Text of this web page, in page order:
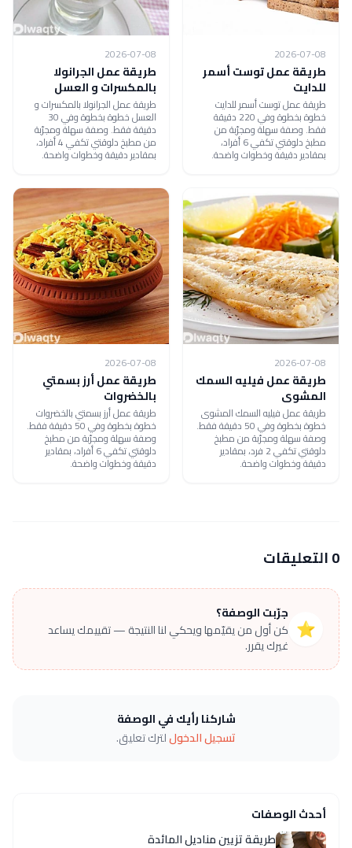
2026-07-08
طريقة عمل توست أسمر
للدايت
طريقة عمل توست أسمر للدايت
خطوة بخطوة وفي 220 دقيقة
فقط. وصفة سهلة ومجرّبة من
مطبخ دلوقتي تكفي 6 أفراد،
بمقادير دقيقة وخطوات واضحة.
2026-07-08
طريقة عمل الجرانولا
بالمكسرات و العسل
طريقة عمل الجرانولا بالمكسرات و
العسل خطوة بخطوة وفي 30
دقيقة فقط. وصفة سهلة ومجرّبة
من مطبخ دلوقتي تكفي 4 أفراد،
بمقادير دقيقة وخطوات واضحة.
2026-07-08
طريقة عمل فيليه السمك
المشوى
طريقة عمل فيليه السمك المشوى
خطوة بخطوة وفي 50 دقيقة فقط.
وصفة سهلة ومجرّبة من مطبخ
دلوقتي تكفي 2 فرد، بمقادير
دقيقة وخطوات واضحة.
2026-07-08
طريقة عمل أرز بسمتي
بالخضروات
طريقة عمل أرز بسمتي بالخضروات
خطوة بخطوة وفي 50 دقيقة فقط.
وصفة سهلة ومجرّبة من مطبخ
دلوقتي تكفي 6 أفراد، بمقادير
دقيقة وخطوات واضحة.
0 التعليقات
⭐
جرّبت الوصفة؟
كن أول من يقيّمها ويحكي لنا النتيجة — تقييمك يساعد
غيرك يقرر.
شاركنا رأيك في الوصفة
تسجيل الدخوللترك تعليق.
أحدث الوصفات
طريقة تزيين مناديل المائدة